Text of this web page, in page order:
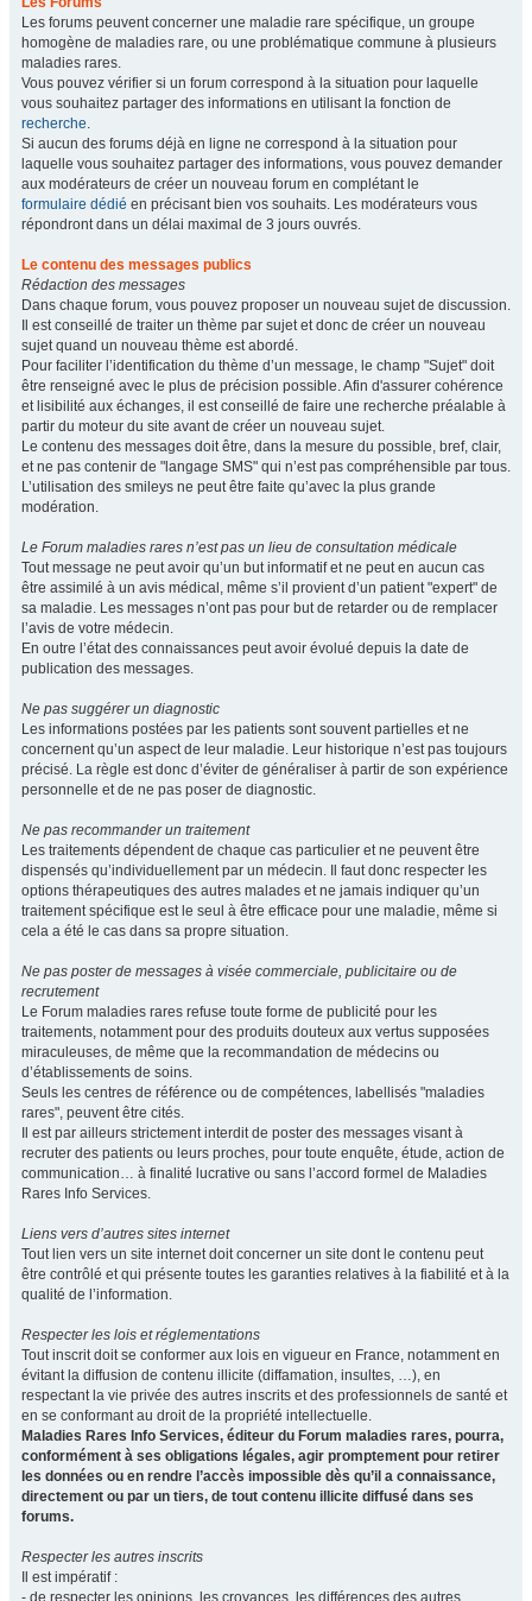
Les forums peuvent concerner une maladie rare spécifique, un groupe
homogène de maladies rare, ou une problématique commune à plusieurs
maladies rares.
Vous pouvez vérifier si un forum correspond à la situation pour laquelle
vous souhaitez partager des informations en utilisant la fonction de
recherche.
Si aucun des forums déjà en ligne ne correspond à la situation pour
laquelle vous souhaitez partager des informations, vous pouvez demander
aux modérateurs de créer un nouveau forum en complétant le
formulaire dédié en précisant bien vos souhaits. Les modérateurs vous
répondront dans un délai maximal de 3 jours ouvrés.
Le contenu des messages publics
Rédaction des messages
Dans chaque forum, vous pouvez proposer un nouveau sujet de discussion.
Il est conseillé de traiter un thème par sujet et donc de créer un nouveau
sujet quand un nouveau thème est abordé.
Pour faciliter l’identification du thème d’un message, le champ "Sujet" doit
être renseigné avec le plus de précision possible. Afin d'assurer cohérence
et lisibilité aux échanges, il est conseillé de faire une recherche préalable à
partir du moteur du site avant de créer un nouveau sujet.
Le contenu des messages doit être, dans la mesure du possible, bref, clair,
et ne pas contenir de "langage SMS" qui n’est pas compréhensible par tous.
L’utilisation des smileys ne peut être faite qu’avec la plus grande
modération.
Le Forum maladies rares n’est pas un lieu de consultation médicale
Tout message ne peut avoir qu’un but informatif et ne peut en aucun cas
être assimilé à un avis médical, même s’il provient d’un patient "expert" de
sa maladie. Les messages n’ont pas pour but de retarder ou de remplacer
l’avis de votre médecin.
En outre l’état des connaissances peut avoir évolué depuis la date de
publication des messages.
Ne pas suggérer un diagnostic
Les informations postées par les patients sont souvent partielles et ne
concernent qu’un aspect de leur maladie. Leur historique n’est pas toujours
précisé. La règle est donc d’éviter de généraliser à partir de son expérience
personnelle et de ne pas poser de diagnostic.
Ne pas recommander un traitement
Les traitements dépendent de chaque cas particulier et ne peuvent être
dispensés qu’individuellement par un médecin. Il faut donc respecter les
options thérapeutiques des autres malades et ne jamais indiquer qu’un
traitement spécifique est le seul à être efficace pour une maladie, même si
cela a été le cas dans sa propre situation.
Ne pas poster de messages à visée commerciale, publicitaire ou de
recrutement
Le Forum maladies rares refuse toute forme de publicité pour les
traitements, notamment pour des produits douteux aux vertus supposées
miraculeuses, de même que la recommandation de médecins ou
d’établissements de soins.
Seuls les centres de référence ou de compétences, labellisés "maladies
rares", peuvent être cités.
Il est par ailleurs strictement interdit de poster des messages visant à
recruter des patients ou leurs proches, pour toute enquête, étude, action de
communication… à finalité lucrative ou sans l’accord formel de Maladies
Rares Info Services.
Liens vers d’autres sites internet
Tout lien vers un site internet doit concerner un site dont le contenu peut
être contrôlé et qui présente toutes les garanties relatives à la fiabilité et à la
qualité de l’information.
Respecter les lois et réglementations
Tout inscrit doit se conformer aux lois en vigueur en France, notamment en
évitant la diffusion de contenu illicite (diffamation, insultes, …), en
respectant la vie privée des autres inscrits et des professionnels de santé et
en se conformant au droit de la propriété intellectuelle.
Maladies Rares Info Services, éditeur du Forum maladies rares, pourra,
conformément à ses obligations légales, agir promptement pour retirer
les données ou en rendre l’accès impossible dès qu’il a connaissance,
directement ou par un tiers, de tout contenu illicite diffusé dans ses
forums.
Respecter les autres inscrits
Il est impératif :
- de respecter les opinions, les croyances, les différences des autres